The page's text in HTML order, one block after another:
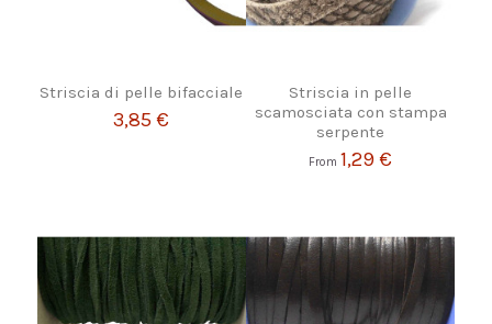
Striscia di pelle bifacciale
3,85 €
Striscia in pelle
scamosciata con stampa
serpente
From 1,29 €